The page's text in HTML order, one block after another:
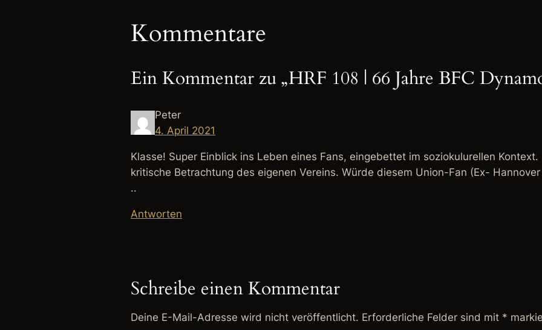
Kommentare
Ein Kommentar zu „HRF 108 | 66 Jahre BFC
Peter
4. April 2021
Klasse! Super Einblick ins Leben eines Fans, eingebettet im soziokulurellen
kritische Betrachtung des eigenen Vereins. Würde diesem Union-Fan (Ex-
..
Antworten
Schreibe einen Kommentar
Deine E-Mail-Adresse wird nicht veröffentlicht. Erforderliche Felder sind mit *